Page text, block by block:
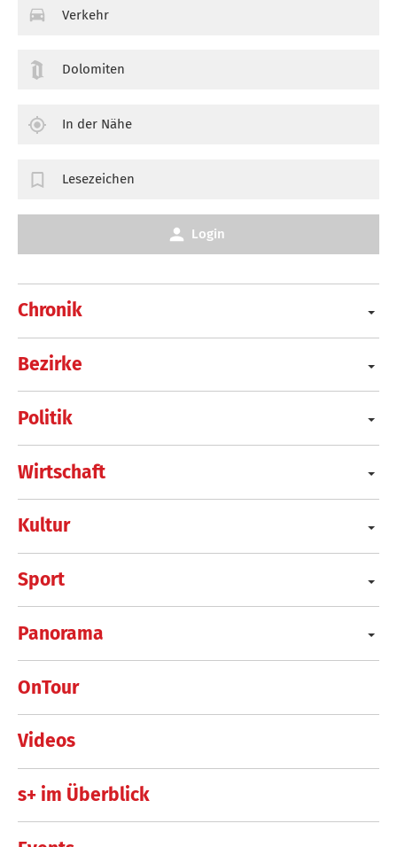
Chronik
Bezirke
Politik
Wirtschaft
Kultur
Sport
Panorama
OnTour
Videos
s+ im Überblick
Verkehr
Dolomiten
In der Nähe
Lesezeichen
Login